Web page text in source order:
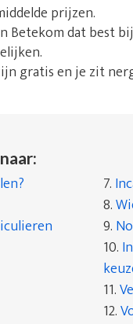
prijzen.
Betekom dat best
gratis en je zit
7.
8.
9.
10.
11.
12.